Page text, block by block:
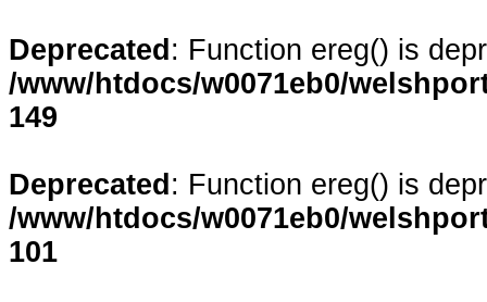
Deprecated : Function ereg() is
/www/htdocs/w0071eb0/
149
Deprecated : Function ereg() is
/www/htdocs/w0071eb0/
101